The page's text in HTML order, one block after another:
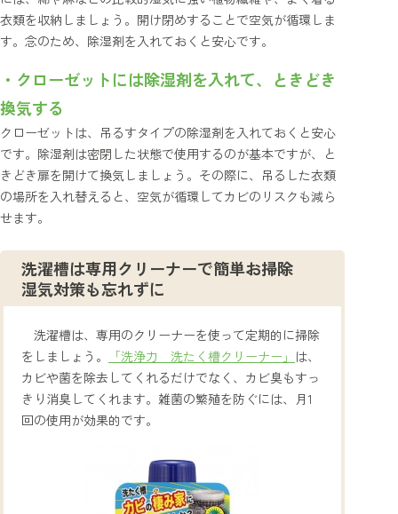
衣類を収納しましょう。開け閉めすることで空気が循環しま
す。念のため、除湿剤を入れておくと安心です。
・クローゼットには除湿剤を入れて、ときどき
換気する
クローゼットは、吊るすタイプの除湿剤を入れておくと安心
です。除湿剤は密閉した状態で使用するのが基本ですが、と
きどき扉を開けて換気しましょう。その際に、吊るした衣類
の場所を入れ替えると、空気が循環してカビのリスクも減ら
せます。
洗濯槽は専用クリーナーで簡単お掃除
湿気対策も忘れずに
洗濯槽は、専用のクリーナーを使って定期的に掃除
をしましょう。
「洗浄力 洗たく槽クリーナー」 は、
カビや菌を除去してくれるだけでなく、カビ臭もすっ
きり消臭してくれます。雑菌の繁殖を防ぐには、月1
回の使用が効果的です。